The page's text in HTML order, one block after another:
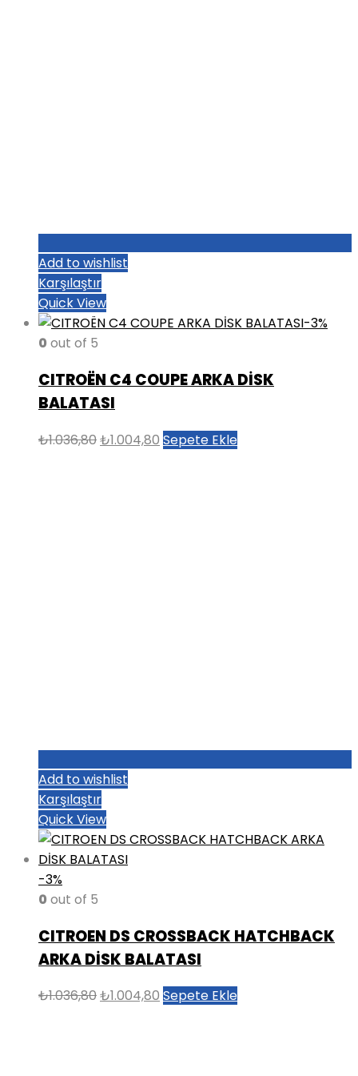
Add to wishlist
Karşılaştır
Quick View
-3%
0 out of 5
CITROËN C4 COUPE ARKA DİSK
BALATASI
₺1.036,80Orijinal
₺1.004,80 Şu
Sepete Ekle
Add to wishlist
Karşılaştır
Quick View
-3%
0 out of 5
CITROEN DS CROSSBACK HATCHBACK
ARKA DİSK BALATASI
₺1.036,80Orijinal
₺1.004,80 Şu
Sepete Ekle